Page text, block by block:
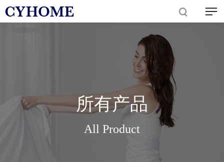
所有产品
All Product